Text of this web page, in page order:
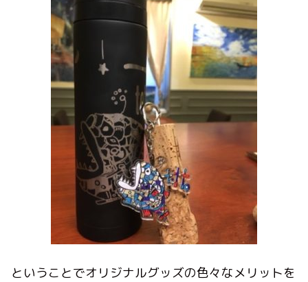
ということでオリジナルグッズの色々なメリットを